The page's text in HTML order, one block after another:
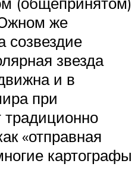
же
созвездие
звезда
и в
при
традиционно
«отправная
картографы